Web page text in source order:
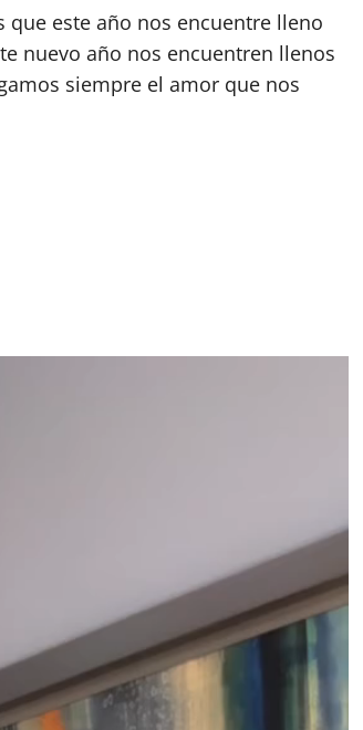
que este año nos encuentre lleno
nuevo año nos encuentren llenos
siempre el amor que nos